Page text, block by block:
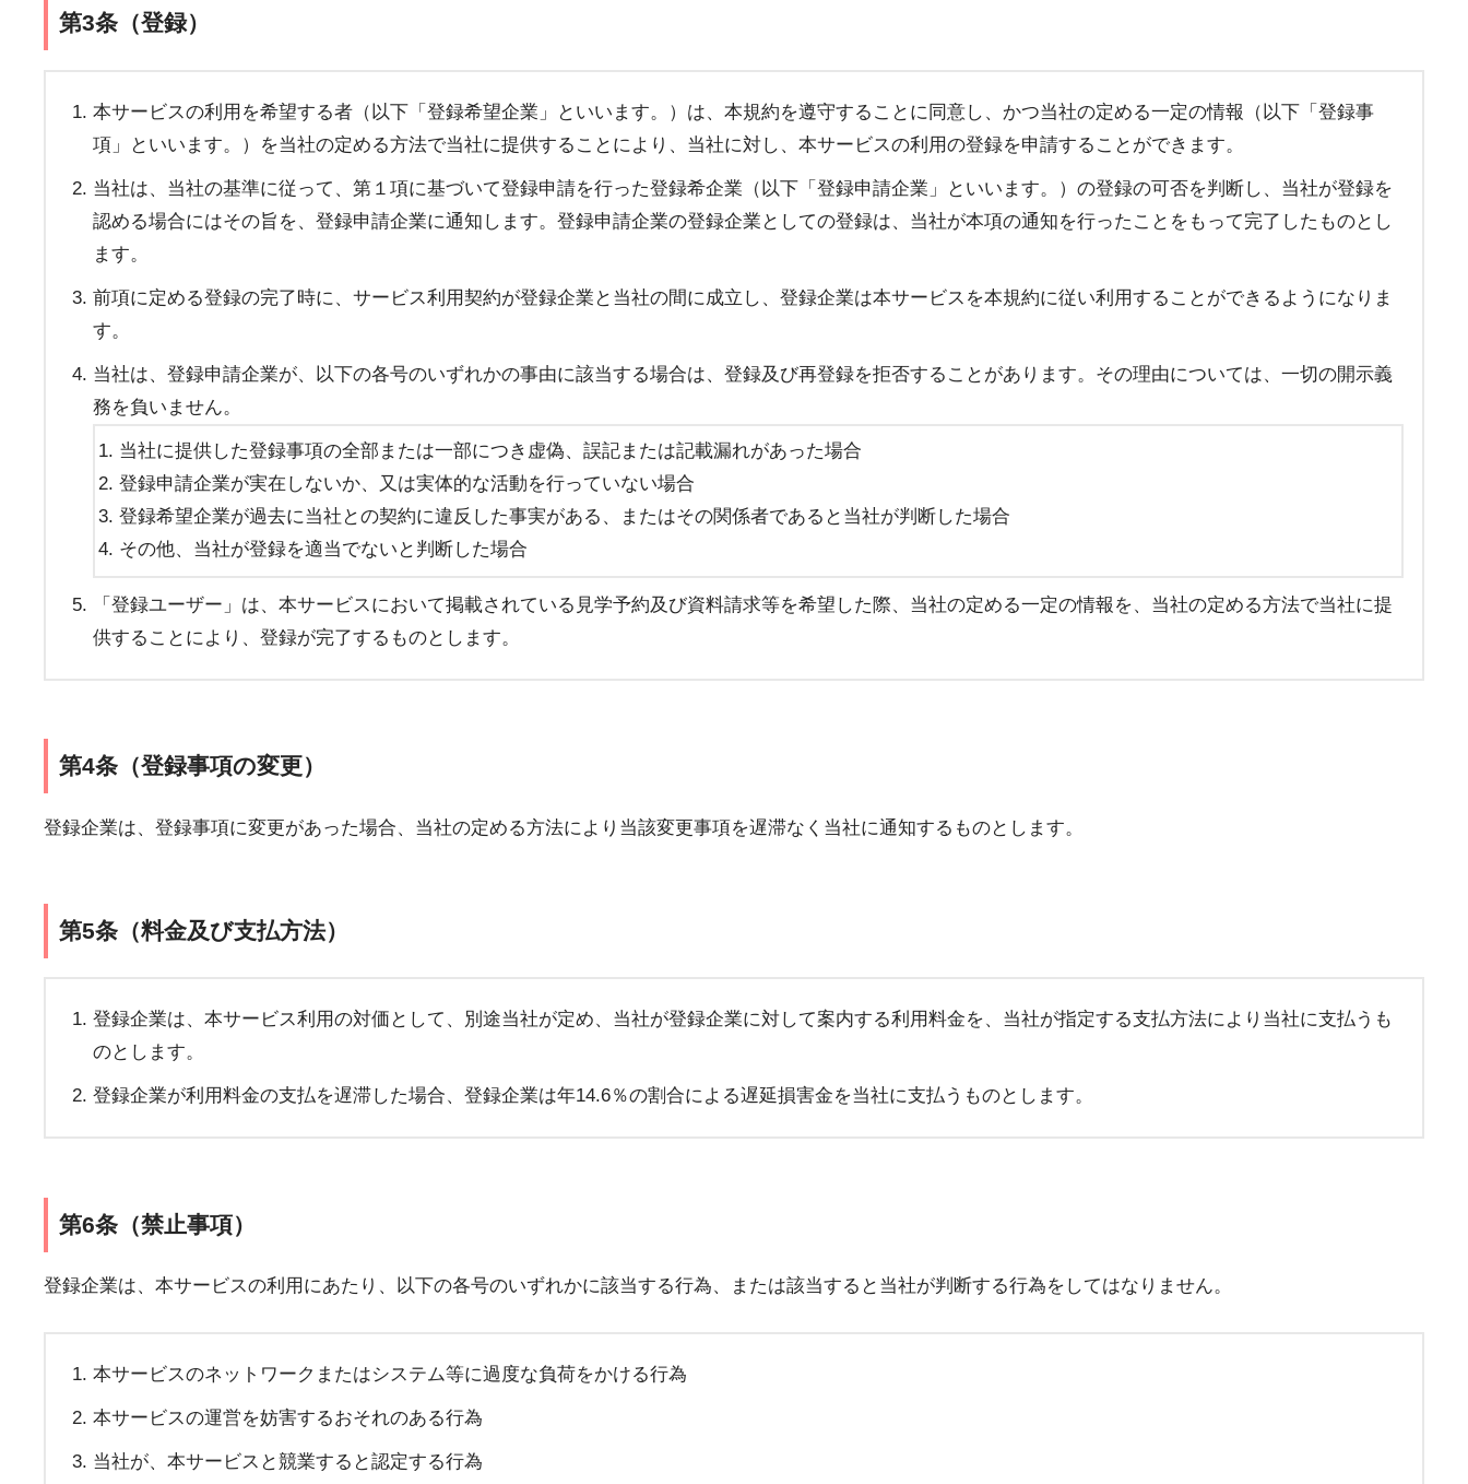
第3条（登録）
本サービスの利用を希望する者（以下「登録希望企業」といいます。）は、本規約を遵守することに同意し、かつ当社の定める一定の情報（以下「登録事
項」といいます。）を当社の定める方法で当社に提供することにより、当社に対し、本サービスの利用の登録を申請することができます。
当社は、当社の基準に従って、第１項に基づいて登録申請を行った登録希企業（以下「登録申請企業」といいます。）の登録の可否を判断し、当社が登録を
認める場合にはその旨を、登録申請企業に通知します。登録申請企業の登録企業としての登録は、当社が本項の通知を行ったことをもって完了したものとし
ます。
前項に定める登録の完了時に、サービス利用契約が登録企業と当社の間に成立し、登録企業は本サービスを本規約に従い利用することができるようになりま
す。
当社は、登録申請企業が、以下の各号のいずれかの事由に該当する場合は、登録及び再登録を拒否することがあります。その理由については、一切の開示義
務を負いません。
当社に提供した登録事項の全部または一部につき虚偽、誤記または記載漏れがあった場合
登録申請企業が実在しないか、又は実体的な活動を行っていない場合
登録希望企業が過去に当社との契約に違反した事実がある、またはその関係者であると当社が判断した場合
その他、当社が登録を適当でないと判断した場合
「登録ユーザー」は、本サービスにおいて掲載されている見学予約及び資料請求等を希望した際、当社の定める一定の情報を、当社の定める方法で当社に提
供することにより、登録が完了するものとします。
第4条（登録事項の変更）
登録企業は、登録事項に変更があった場合、当社の定める方法により当該変更事項を遅滞なく当社に通知するものとします。
第5条（料金及び支払方法）
登録企業は、本サービス利用の対価として、別途当社が定め、当社が登録企業に対して案内する利用料金を、当社が指定する支払方法により当社に支払うも
のとします。
登録企業が利用料金の支払を遅滞した場合、登録企業は年14.6％の割合による遅延損害金を当社に支払うものとします。
第6条（禁止事項）
登録企業は、本サービスの利用にあたり、以下の各号のいずれかに該当する行為、または該当すると当社が判断する行為をしてはなりません。
本サービスのネットワークまたはシステム等に過度な負荷をかける行為
本サービスの運営を妨害するおそれのある行為
当社が、本サービスと競業すると認定する行為